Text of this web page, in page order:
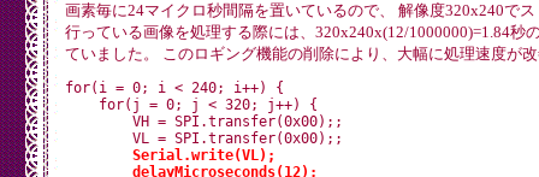
画素毎に24マイクロ秒間隔を置いているので、 解像度320x240で
行っている画像を処理する際には、320x240x(12/1000000)=1.84秒
ていました。 このロギング機能の削除により、大幅に処理速度が
for(i = 0; i < 240; i++) {
    for(j = 0; j < 320; j++) {
        VH = SPI.transfer(0x00);;
        VL = SPI.transfer(0x00);;
Serial.write(VL);
delayMicroseconds(12);